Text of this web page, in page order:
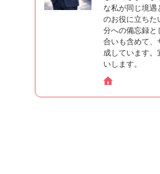
な私が同じ境遇
のお役に立ちた
分への備忘録と
合いも含めて、
成しています。
いします。